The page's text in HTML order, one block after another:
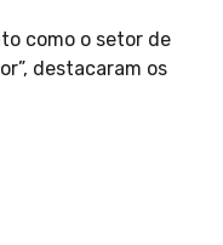
como o setor de
destacaram os